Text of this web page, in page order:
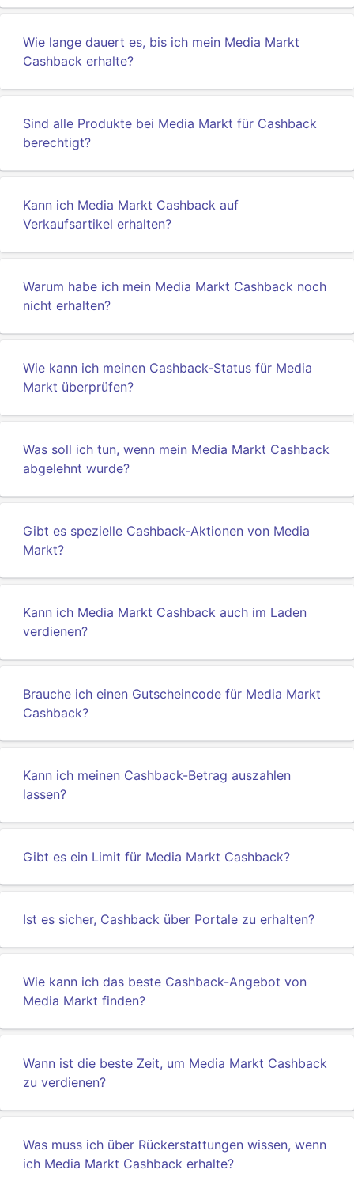
Wie lange dauert es, bis ich mein Media Markt
Cashback erhalte?
Sind alle Produkte bei Media Markt für Cashback
berechtigt?
Kann ich Media Markt Cashback auf
Verkaufsartikel erhalten?
Warum habe ich mein Media Markt Cashback noch
nicht erhalten?
Wie kann ich meinen Cashback-Status für Media
Markt überprüfen?
Was soll ich tun, wenn mein Media Markt Cashback
abgelehnt wurde?
Gibt es spezielle Cashback-Aktionen von Media
Markt?
Kann ich Media Markt Cashback auch im Laden
verdienen?
Brauche ich einen Gutscheincode für Media Markt
Cashback?
Kann ich meinen Cashback-Betrag auszahlen
lassen?
Gibt es ein Limit für Media Markt Cashback?
Ist es sicher, Cashback über Portale zu erhalten?
Wie kann ich das beste Cashback-Angebot von
Media Markt finden?
Wann ist die beste Zeit, um Media Markt Cashback
zu verdienen?
Was muss ich über Rückerstattungen wissen, wenn
ich Media Markt Cashback erhalte?